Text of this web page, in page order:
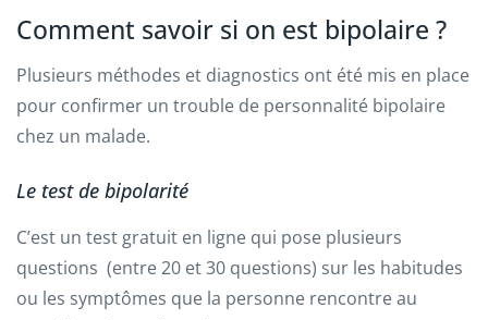
Comment savoir si on est bipolaire ?
Plusieurs méthodes et diagnostics ont été mis en place
pour confirmer un trouble de personnalité bipolaire
chez un malade.
Le test de bipolarité
C’est un test gratuit en ligne qui pose plusieurs
questions (entre 20 et 30 questions) sur les habitudes
ou les symptômes que la personne rencontre au